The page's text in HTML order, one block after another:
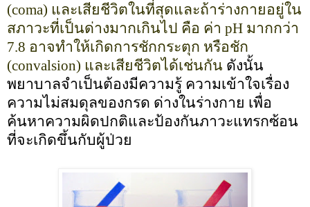
(coma) และเสียชีวิตในที่สุดและถ้าร่างกายอยู่ใน
สภาวะที่เป็นด่างมากเกินไป คือ ค่า pH มากกว่า
7.8 อาจทำให้เกิดการชักกระตุก หรือชัก
(convalsion) และเสียชีวิตได้เช่นกัน ดังนั้น
พยาบาลจำเป็นต้องมีความรู้ ความเข้าใจเรื่อง
ความไม่สมดุลของกรด ด่างในร่างกาย เพื่อ
ค้นหาความผิดปกติและป้องกันภาวะแทรกซ้อน
ที่จะเกิดขึ้นกับผู้ป่วย